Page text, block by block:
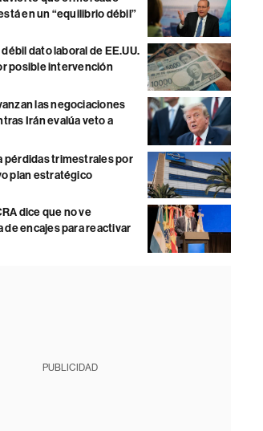
en un “equilibrio débil”
dato laboral de EE.UU.
posible intervención
las negociaciones
Irán evalúa veto a
pérdidas trimestrales por
plan estratégico
dice que no ve
de encajes para reactivar
PUBLICIDAD